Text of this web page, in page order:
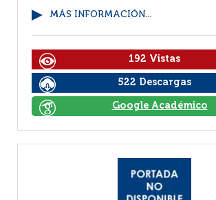
MÁS INFORMACIÓN...
192 Vistas
522 Descargas
Google Académico